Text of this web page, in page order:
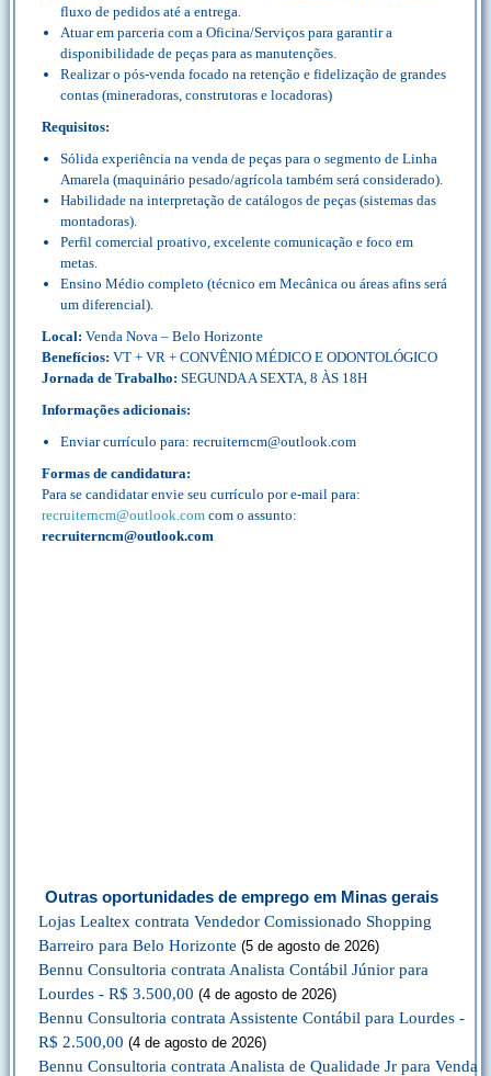
fluxo de pedidos até a entrega.
Atuar em parceria com a Oficina/Serviços para garantir a
disponibilidade de peças para as manutenções.
Realizar o pós-venda focado na retenção e fidelização de grandes
contas (mineradoras, construtoras e locadoras)
Requisitos:
Sólida experiência na venda de peças para o segmento de Linha
Amarela (maquinário pesado/agrícola também será considerado).
Habilidade na interpretação de catálogos de peças (sistemas das
montadoras).
Perfil comercial proativo, excelente comunicação e foco em
metas.
Ensino Médio completo (técnico em Mecânica ou áreas afins será
um diferencial).
Local: Venda Nova – Belo Horizonte
Benefícios: VT + VR + CONVÊNIO MÉDICO E ODONTOLÓGICO
Jornada de Trabalho: SEGUNDA A SEXTA, 8 ÀS 18H
Informações adicionais:
Enviar currículo para: recruiterncm@outlook.com
Formas de candidatura:
Para se candidatar envie seu currículo por e-mail para:
recruiterncm@outlook.com com o assunto:
recruiterncm@outlook.com
Outras oportunidades de emprego em Minas gerais
Lojas Lealtex contrata Vendedor Comissionado Shopping
Barreiro para Belo Horizonte (5 de agosto de 2026)
Bennu Consultoria contrata Analista Contábil Júnior para
Lourdes - R$ 3.500,00 (4 de agosto de 2026)
Bennu Consultoria contrata Assistente Contábil para Lourdes -
R$ 2.500,00 (4 de agosto de 2026)
Bennu Consultoria contrata Analista de Qualidade Jr para Venda